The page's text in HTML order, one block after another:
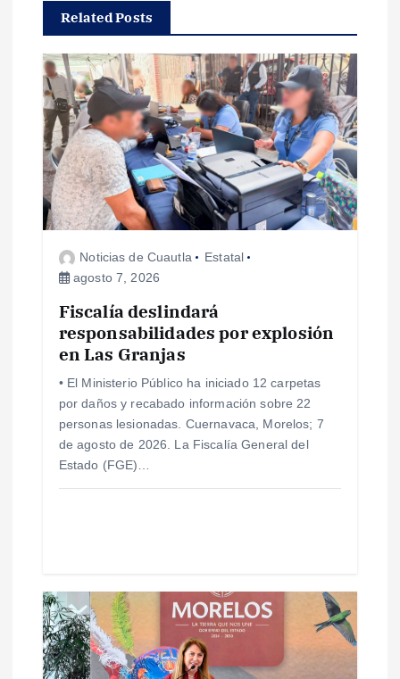
ó
n
d
e
e
Related Posts
Noticias de Cuautla
Estatal
agosto 7, 2026
Fiscalía deslindará
responsabilidades por explosión
en Las Granjas
• El Ministerio Público ha iniciado 12 carpetas
por daños y recabado información sobre 22
personas lesionadas. Cuernavaca, Morelos; 7
de agosto de 2026. La Fiscalía General del
Estado (FGE)…